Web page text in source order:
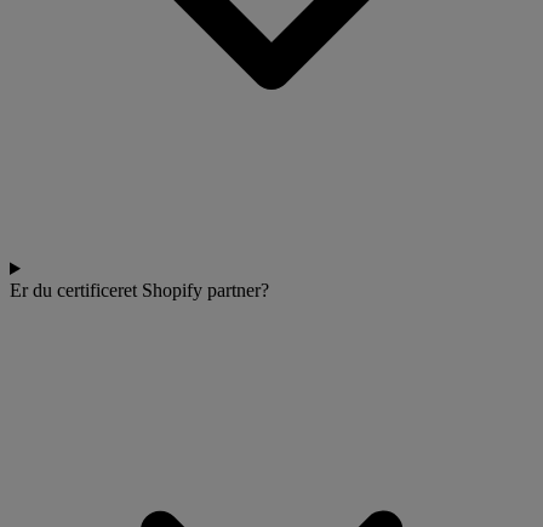
Er du certificeret Shopify partner?